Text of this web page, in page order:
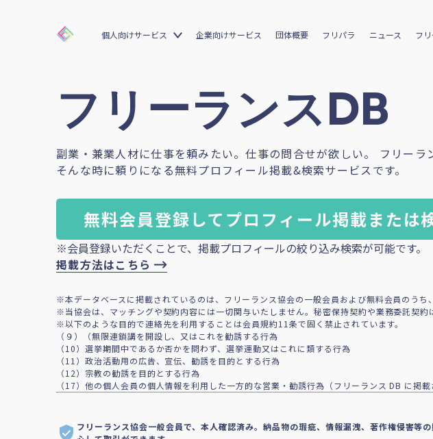
個人向けサービス 企業向けサービス 団体概要 フリパラ ニュース フ
フリーランスDB
副業・兼業人材に仕事を頼みたい。仕事の問合せが欲しい。 フリーラ
そんな時に頼りになる無料プロフィール掲載&検索サービスです。
無料会員登録してプロフィール掲載または
※会員登録いただくことで、掲載プロフィールの絞り込み検索が可能です。
掲載方法はこちら
※本データベースに掲載されているのは、フリーランス協会の一般会員および無料会員のうち
※当協会は、マッチングや契約内容には一切関与いたしません。秘密保持契約や業務委託契約
※以下のような目的で連絡先を利用することは会員規約11条で固く禁止されています。
（９）（無限連鎖講を開設し、又はこれを勧誘する行為
（10）選挙期間中であるか否かを問わず、選挙運動又はこれに類する行為
（11）政治活動用の広告、宣伝、勧誘を目的とする行為
（12）宗教の勧誘を目的とする行為
（17）他の個人会員の個人情報を利用した一方的な営業・勧誘行為（フリーランス DB に掲載
フリーランス協会一般会員で、本人確認済み。納品物の瑕疵、情報漏洩、著作権侵害等